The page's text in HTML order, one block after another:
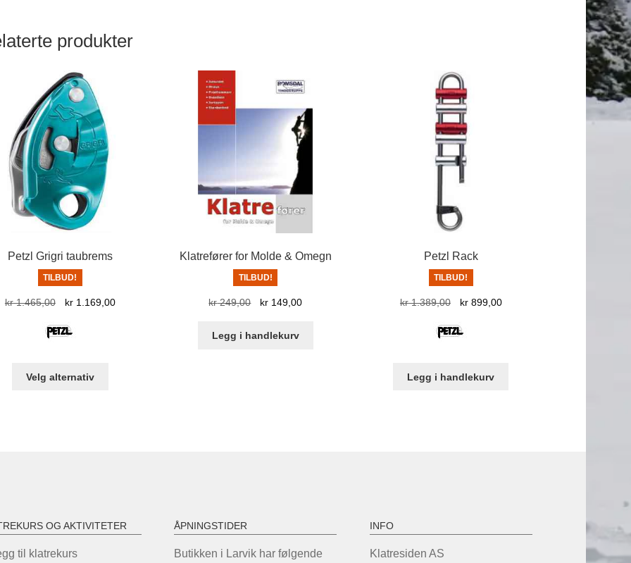
produkter
Petzl Grigri taubrems
TILBUD!
kr1.465,00
Opprinnelig
var:
kr1.169,00Nåværende
Velg alternativ
Klatrefører for Molde & Omegn
TILBUD!
kr249,00
Opprinnelig
var:
kr 149,00Nåværende
Legg i handlekurv
Petzl Rack
TILBUD!
kr1.389,00
Opprinnelig
var:
kr899,00Nåværende
Legg i handlekurv
OG AKTIVITETER
til klatrekurs
ÅPNINGSTIDER
Butikken i Larvik har følgende
INFO
Klatresiden AS